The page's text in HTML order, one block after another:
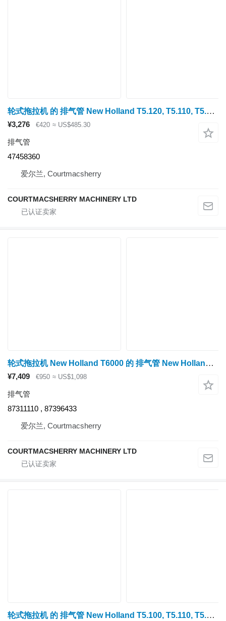
轮式拖拉机 的 排气管 New Holland T5.120, T5.110, T5.100 Exhaust System Pipe 47458360
¥3,276 €420 ≈ US$485.30
排气管
47458360
爱尔兰, Courtmacsherry
COURTMACSHERRY MACHINERY LTD
轮式拖拉机 New Holland T6000 的 排气管 New Holland, Case T6000, T7, T7000, Puma Engine Exhaust Stack Pi 87311110
¥7,409 €950 ≈ US$1,098
排气管
87311110 , 87396433
爱尔兰, Courtmacsherry
COURTMACSHERRY MACHINERY LTD
轮式拖拉机 的 排气管 New Holland T5.100, T5.110, T5.120 Exhaust Flexible Pipe 47629316